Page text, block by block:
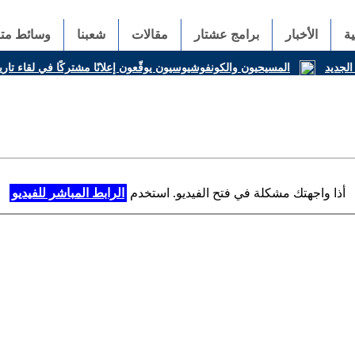
الأخبار برامج عشتار مقالات شعبنا وسائط
المسيحيون والكونفوشيوسيون يوقّعون إعلانًا مشتركًا في لقاء
أذا واجهتك مشكلة في فتح الفيديو. استخدم الرابط المباشر للفيديو